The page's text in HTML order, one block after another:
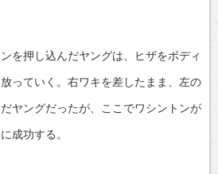
を押し込んだヤングは、ヒザをボディ
っていく。右ワキを差したまま、左の
ヤングだったが、ここでワシントンが
成功する。